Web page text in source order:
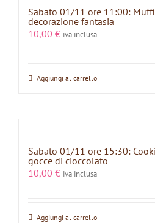
Sabato 01/11 ore 11:00:
decorazione fantasia
10,00 € iva inclusa
Aggiungi al carrello
Sabato 01/11 ore 15:30:
gocce di cioccolato
10,00 € iva inclusa
Aggiungi al carrello